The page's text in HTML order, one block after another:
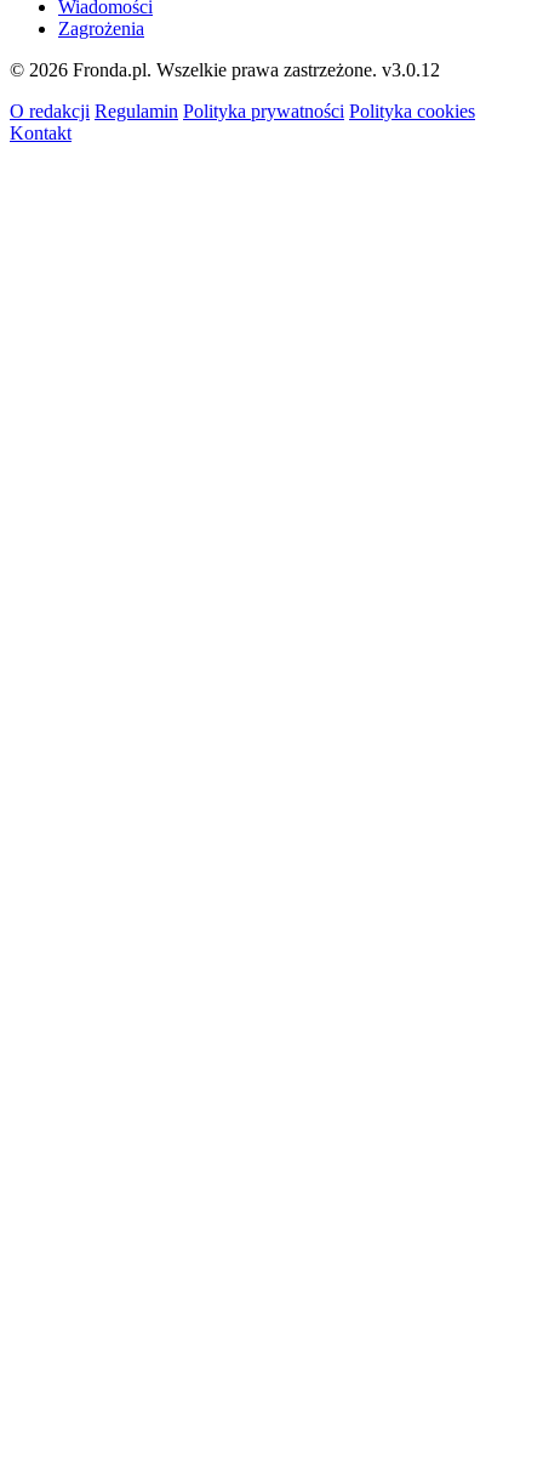
Wiadomości
Zagrożenia
© 2026 Fronda.pl. Wszelkie prawa zastrzeżone. v3.0.12
O redakcji Regulamin Polityka prywatności Polityka cookies
Kontakt